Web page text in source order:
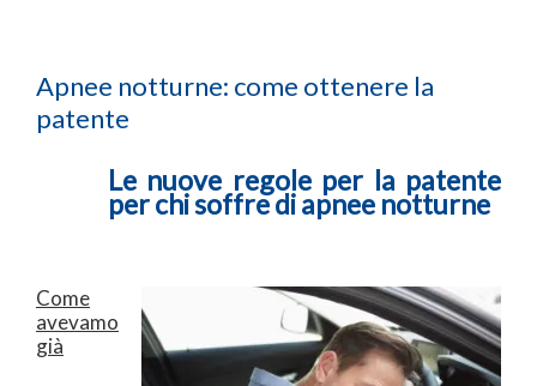
Apnee notturne: come ottenere la
patente
Le nuove regole per la patente
per chi soffre di apnee notturne
Come
avevamo
già